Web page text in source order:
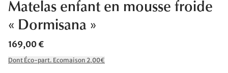
Matelas enfant en mousse froide
« Dormisana »
169,00 €
Dont Éco-part. Ecomaison 2,00€